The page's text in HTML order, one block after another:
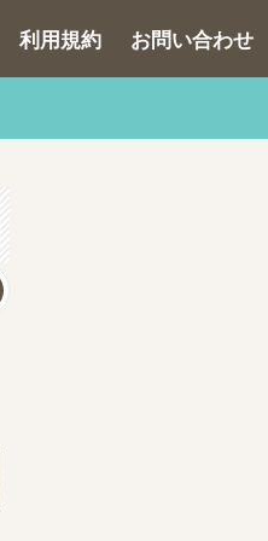
利用規約 お問い合わせ